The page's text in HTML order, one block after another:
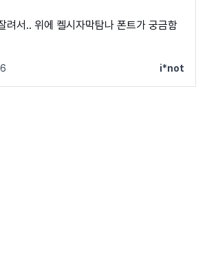
려서.. 위에 켈시자막탐나 폰트가 궁금함
i*not